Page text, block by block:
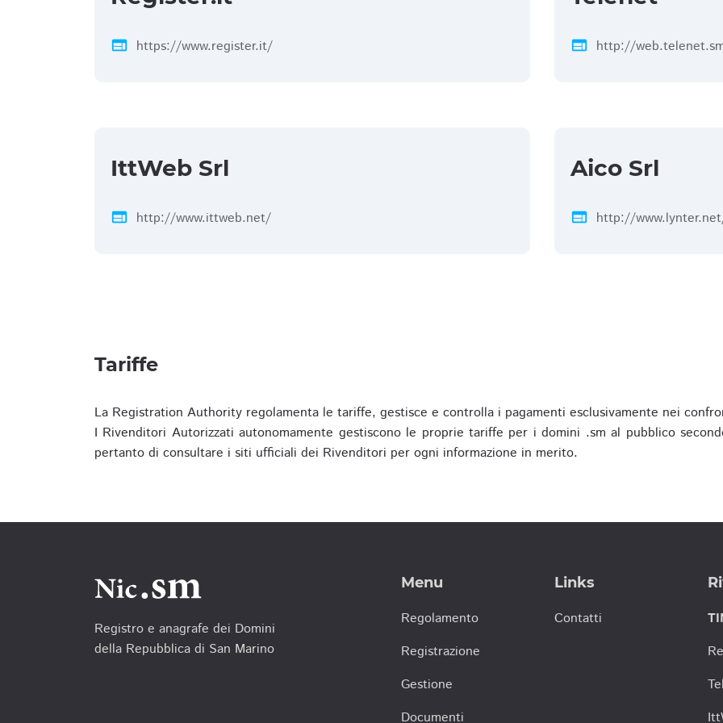
web https://www.register.it/ web http://
IttWeb Srl
web http://www.ittweb.net/
Aico Srl
web http://
Tariffe
La Registration Authority regolamenta le tariffe, gestisce e controlla i pagamenti esclusivamente nei
I Rivenditori Autorizzati autonomamente gestiscono le proprie tariffe per i domini .sm al pubblico
pertanto di consultare i siti ufficiali dei Rivenditori per ogni informazione in merito.
Registro e anagrafe dei Domini
della Repubblica di San Marino
Menu
Regolamento
Registrazione
Gestione
Documenti
Links
Contatti